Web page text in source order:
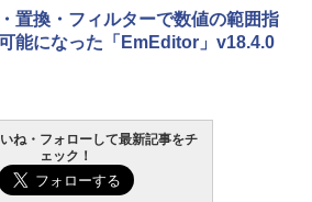
ギフトカード - 800 Robux 【限
バーチャルアイテムを含む】 【オンラ
ンゲームコード】 ロブロックス | オン
Robloxギフトカード - 2,000 Robux 【限
バーチャルアイテムを含む】 【オンラ
成AIパスポート公式テキスト 第４版
1,766
冊ですべて身につくHTML & CSSとWe
bデザイン入門講座［第2版］
Kindle - 目に優しい、かさばら
い、大きな画面で読みやすい、6週間持
バッテリー、6インチディスプレイ電子
16,980
Paperwhite シグニチャーエディ
置換・フィルターで数値の範囲指
能になった「EmEditor」v18.4.0
ね・フォローして最新記事をチ
ェック！